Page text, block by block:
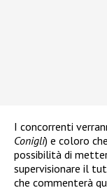
I concorrenti
Conigli) e coloro
possibilità di
supervisionare il
che commenterà